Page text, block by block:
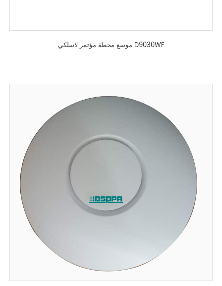
موسع محطة مؤتمر لاسلكي D9030WF